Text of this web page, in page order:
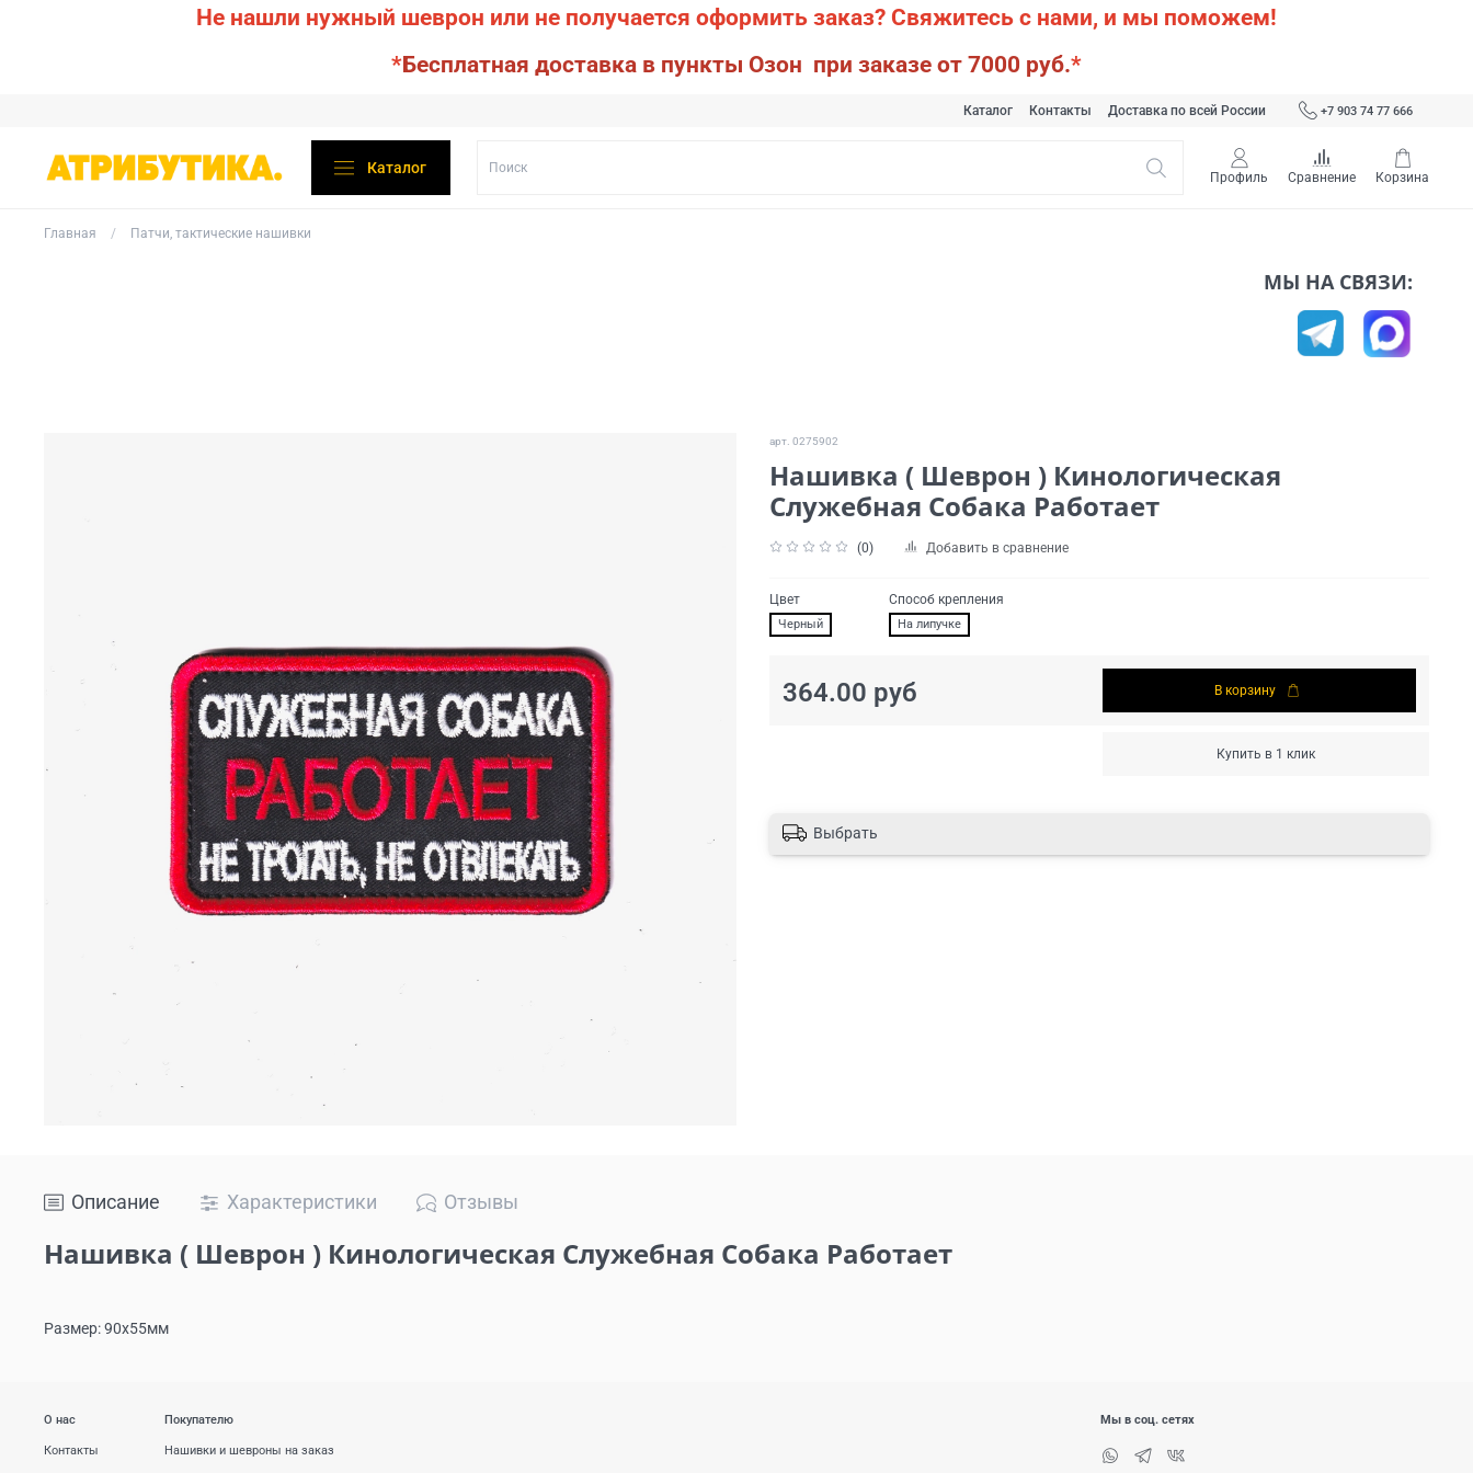
Не нашли нужный шеврон или не получается оформить заказ? Свяжитесь с нами, и мы поможем!
*Бесплатная доставка в пункты Озон при заказе от 7000 руб.*
Каталог Контакты Доставка по всей России +7 903 74 77 666
Каталог
Профиль Сравнение Корзина
Главная Патчи, тактические нашивки
МЫ НА СВЯЗИ:
арт. 0275902
Нашивка ( Шеврон ) Кинологическая
Служебная Собака Работает
(0) Добавить в сравнение
Цвет
Черный
Способ крепления
На липучке
364.00 руб В корзину
Купить в 1 клик
Выбрать
Описание Характеристики Отзывы
Нашивка ( Шеврон ) Кинологическая Служебная Собака Работает
Размер: 90х55мм
О нас
Контакты
Покупателю
Нашивки и шевроны на заказ
Мы в соц. сетях